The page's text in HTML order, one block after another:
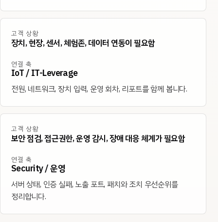
고객 상황
장치, 현장, 센서, 체험존, 데이터 연동이 필요함
연결 축
IoT / IT-Leverage
전원, 네트워크, 장치 입력, 운영 회차, 리포트를 함께 봅니다.
고객 상황
보안 점검, 접근권한, 운영 감시, 장애 대응 체계가 필요함
연결 축
Security / 운영
서버 상태, 인증 실패, 노출 포트, 패치와 조치 우선순위를
정리합니다.